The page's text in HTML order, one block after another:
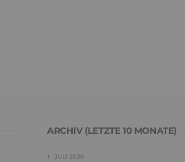
ARCHIV (LETZTE 10 MONATE)
JULI 2026